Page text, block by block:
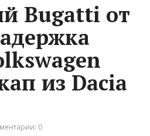
Bugatti от
из Dacia
0